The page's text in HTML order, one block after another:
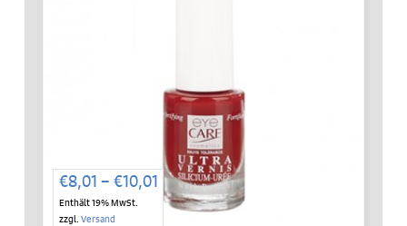
€8,01 – €10,01Preisspanne:
€8,01
bis
Enthält 19% MwSt.
zzgl. Versand